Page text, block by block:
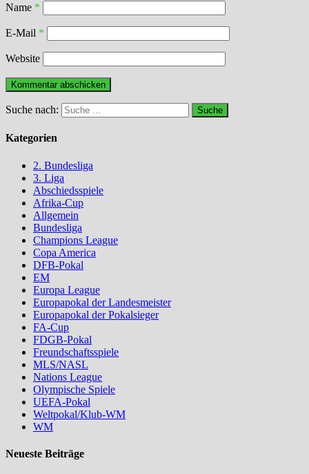
Name *
E-Mail *
Website
Suche nach:
Kategorien
2. Bundesliga
3. Liga
Abschiedsspiele
Afrika-Cup
Allgemein
Bundesliga
Champions League
Copa America
DFB-Pokal
EM
Europa League
Europapokal der Landesmeister
Europapokal der Pokalsieger
FA-Cup
FDGB-Pokal
Freundschaftsspiele
MLS/NASL
Nations League
Olympische Spiele
UEFA-Pokal
Weltpokal/Klub-WM
WM
Neueste Beiträge